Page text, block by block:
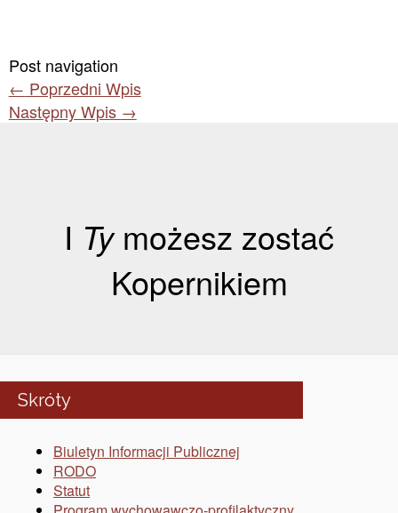
Post navigation
← Poprzedni Wpis
Następny Wpis →
I Tymożesz zostać
Kopernikiem
Skróty
Biuletyn Informacji Publicznej
RODO
Statut